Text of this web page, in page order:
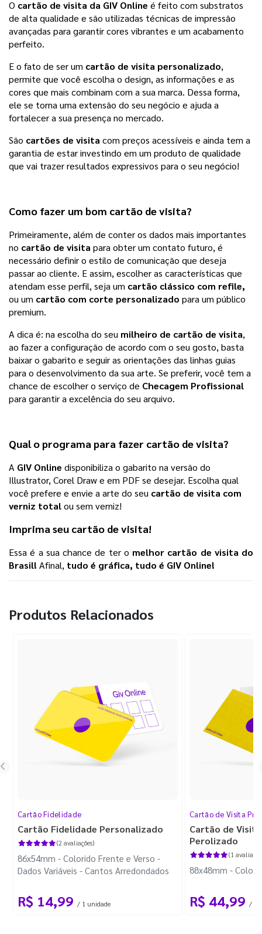
O cartão de visita da GIV Online é feito com substratos
de alta qualidade e são utilizadas técnicas de impressão
avançadas para garantir cores vibrantes e um acabamento
perfeito.
E o fato de ser um cartão de visita personalizado,
permite que você escolha o design, as informações e as
cores que mais combinam com a sua marca. Dessa forma,
ele se torna uma extensão do seu negócio e ajuda a
fortalecer a sua presença no mercado.
São cartões de visita com preços acessíveis e ainda tem a
garantia de estar investindo em um produto de qualidade
que vai trazer resultados expressivos para o seu negócio!
Como fazer um bom cartão de visita?
Primeiramente, além de conter os dados mais importantes
no cartão de visita para obter um contato futuro, é
necessário definir o estilo de comunicação que deseja
passar ao cliente. E assim, escolher as características que
atendam esse perfil, seja um cartão clássico com refile,
ou um cartão com corte personalizado para um público
premium.
A dica é: na escolha do seu milheiro de cartão de visita,
ao fazer a configuração de acordo com o seu gosto, basta
baixar o gabarito e seguir as orientações das linhas guias
para o desenvolvimento da sua arte. Se preferir, você tem a
chance de escolher o serviço de
para garantir a excelência do seu arquivo.
Qual o programa para fazer cartão de visita?
A GIV Online disponibiliza o gabarito na versão do
Illustrator, Corel Draw e em PDF se desejar. Escolha qual
você prefere e envie a arte do seu cartão de visita com
verniz totalou sem verniz!
Imprima seu cartão de visita!
Essa é a sua chance de ter o melhor cartão de visita do
Brasil! Afinal, tudo é gráfica, tudo é GIV Online!
Produtos Relacionados
Cartão Fidelidade
Cartão Fidelidade Personalizado
(2 avaliações)
86x54mm - Colorido Frente e Verso -
Dados Variáveis - Cantos Arredondados
R$ 14,99 / 1 unidade
Cartão de Visita
Cartão de
Perolizado
(1
88x48mm -
R$ 44,99 /